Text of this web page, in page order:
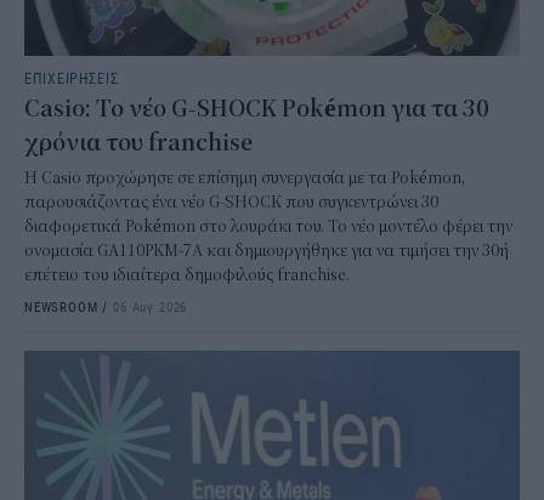
ΕΠΙΧΕΙΡΗΣΕΙΣ
Casio: Το νέο G-SHOCK Pokémon για τα 30
χρόνια του franchise
Η Casio προχώρησε σε επίσημη συνεργασία με τα Pokémon,
παρουσιάζοντας ένα νέο G-SHOCK που συγκεντρώνει 30
διαφορετικά Pokémon στο λουράκι του. Το νέο μοντέλο φέρει την
ονομασία GA110PKM-7A και δημιουργήθηκε για να τιμήσει την 30ή
επέτειο του ιδιαίτερα δημοφιλούς franchise.
NEWSROOM / 06 Αυγ 2026